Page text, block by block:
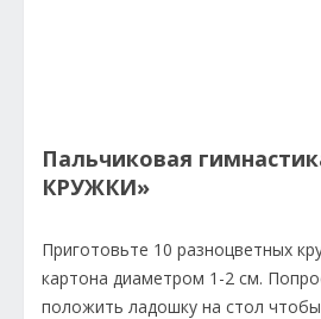
Пальчиковая
КРУЖКИ»
Приготовьте 10 разноцветных
картона диаметром 1-2 см.
положить ладошку на стол чтобы